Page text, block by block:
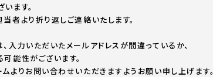
ます。
者より折り返しご連絡いたします。
入力いただいたメールアドレスが間違っているか、
能性がございます。
よりお問い合わせいただきますようお願い申し上げます。